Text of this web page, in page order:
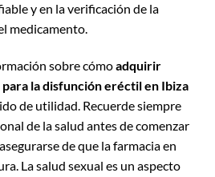
y en la verificación de la
medicamento.
sobre cómoadquirir
la disfunción eréctil en Ibiza
de utilidad. Recuerde siempre
de la salud antes de comenzar
de que la farmacia en
La salud sexual es un aspecto